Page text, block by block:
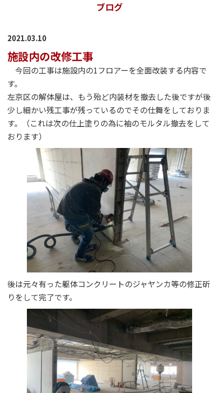
ブログ
2021.03.10
施設内の改修工事
今回の工事は施設内の1フロアーを全面改装する内容で
す。
左京区の解体屋は、もう殆ど内装材を撤去した後ですが後
少し細かい残工事が残っているのでその仕舞をしておりま
す。（これは次の仕上塗りの為に袖のモルタル撤去をして
おります）
後は元々有った躯体コンクリートのジャヤンカ等の修正斫
りをして完了です。